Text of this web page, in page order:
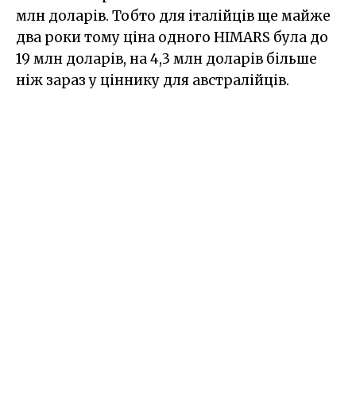
млн доларів. Тобто для італійців ще майже
два роки тому ціна одного HIMARS була до
19 млн доларів, на 4,3 млн доларів більше
ніж зараз у ціннику для австралійців.